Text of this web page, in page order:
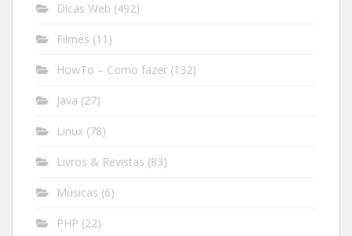
Dicas Web (492)
Filmes (11)
HowTo – Como fazer (132)
Java (27)
Linux (78)
Livros & Revistas (83)
Músicas (6)
PHP (22)